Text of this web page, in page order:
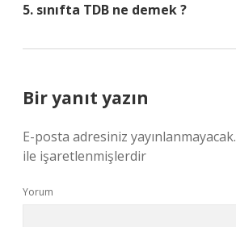
5. sınıfta TDB ne demek ?
Bir yanıt yazın
E-posta adresiniz yayınlanmayacak.
ile işaretlenmişlerdir
Yorum